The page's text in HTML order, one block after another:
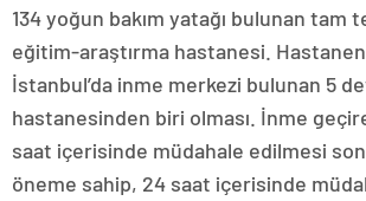
134 yoğun bakım yatağı bulunan tam
eğitim-araştırma hastanesi.
İstanbul’da inme merkezi bulunan 5
hastanesinden biri olması. İnme
saat içerisinde müdahale edilmesi
öneme sahip, 24 saat içerisinde